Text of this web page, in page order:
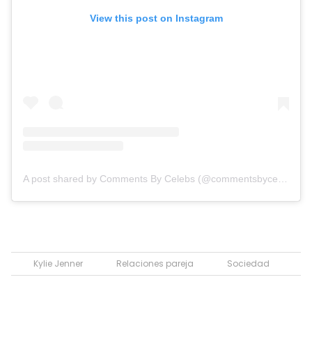
View this post on Instagram
Kylie Jenner Relaciones pareja Sociedad